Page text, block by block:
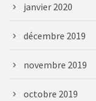
janvier 2020
décembre 2019
novembre 2019
octobre 2019